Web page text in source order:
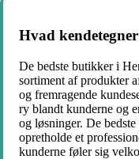
Hvad
De bedste butikker i
sortiment af produkter
og fremragende
ry blandt kunderne og
og løsninger. De
opretholde et
kunderne føler sig